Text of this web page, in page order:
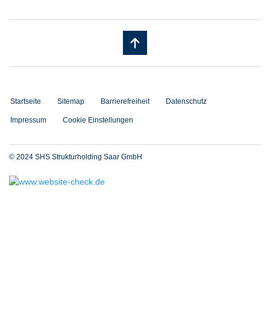
Startseite Sitemap Barrierefreiheit Datenschutz
Impressum Cookie Einstellungen
© 2024 SHS Strukturholding Saar GmbH